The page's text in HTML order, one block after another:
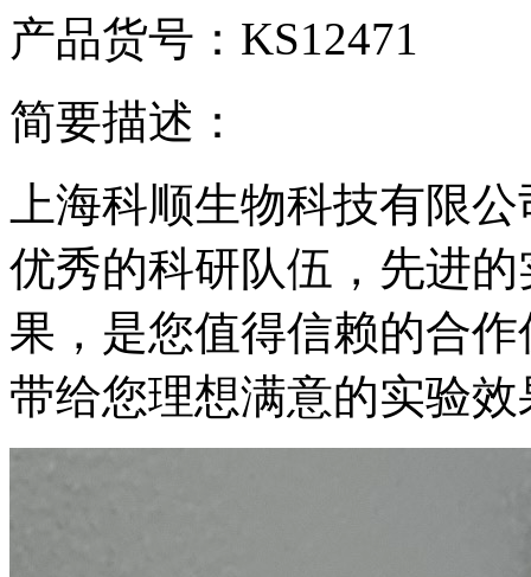
产品货号：KS12471
简要描述：
上海科顺生物科技有限
优秀的科研队伍，先进
果，是您值得信赖的合
带给您理想满意的实验效